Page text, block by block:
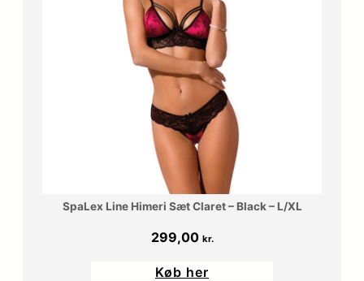
SpaLex Line Himeri Sæt Claret – Black – L/XL
299,00 kr.
Køb her